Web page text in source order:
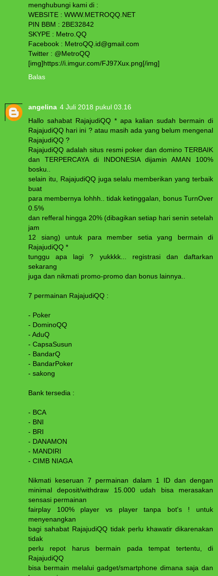
menghubungi kami di :
WEBSITE : WWW.METROQQ.NET
PIN BBM : 2BE32842
SKYPE : Metro.QQ
Facebook : MetroQQ.id@gmail.com
Twitter : @MetroQQ
[img]https://i.imgur.com/FJ97Xux.png[/img]
Balas
angelina 4 Juli 2018 pukul 03.16
Hallo sahabat RajajudiQQ * apa kalian sudah bermain di
RajajudiQQ hari ini ? atau masih ada yang belum mengenal
RajajudiQQ ?
RajajudiQQ adalah situs resmi poker dan domino TERBAIK
dan TERPERCAYA di INDONESIA dijamin AMAN 100%
bosku..
selain itu, RajajudiQQ juga selalu memberikan yang terbaik
buat
para membernya lohhh.. tidak ketinggalan, bonus TurnOver
0.5%
dan refferal hingga 20% (dibagikan setiap hari senin setelah
jam
12 siang) untuk para member setia yang bermain di
RajajudiQQ *
tunggu apa lagi ? yukkkk... registrasi dan daftarkan
sekarang
juga dan nikmati promo-promo dan bonus lainnya..
7 permainan RajajudiQQ :
- Poker
- DominoQQ
- AduQ
- CapsaSusun
- BandarQ
- BandarPoker
- sakong
Bank tersedia :
- BCA
- BNI
- BRI
- DANAMON
- MANDIRI
- CIMB NIAGA
Nikmati keseruan 7 permainan dalam 1 ID dan dengan
minimal deposit/withdraw 15.000 udah bisa merasakan
sensasi permainan
fairplay 100% player vs player tanpa bot's ! untuk
menyenangkan
bagi sahabat RajajudiQQ tidak perlu khawatir dikarenakan
tidak
perlu repot harus bermain pada tempat tertentu, di
RajajudiQQ
bisa bermain melalui gadget/smartphone dimana saja dan